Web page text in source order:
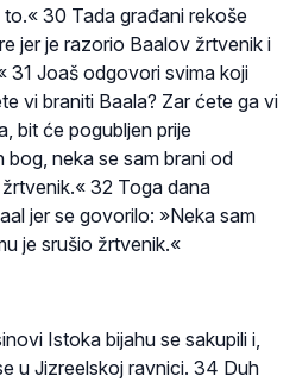
30 Tada građani rekoše
jer je razorio Baalov žrtvenik i
31 Joaš odgovori svima koji
vi braniti Baala? Zar ćete ga vi
bit će pogubljen prije
neka se sam brani od
32 Toga dana
jer se govorilo: »Neka sam
je srušio žrtvenik.«
Istoka bijahu se sakupili i,
u Jizreelskoj ravnici. 34 Duh